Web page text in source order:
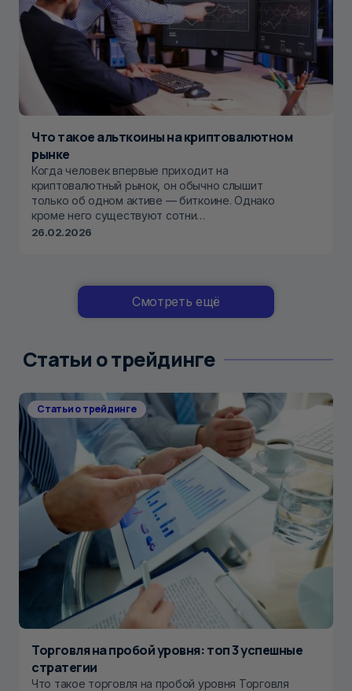
Что такое альткоины на криптовалютном
рынке
Когда человек впервые приходит на
криптовалютный рынок, он обычно слышит
только об одном активе — биткоине. Однако
кроме него существуют сотни…
26.02.2026
Смотреть ещё
Статьи о трейдинге
Статьи о трейдинге
Торговля на пробой уровня: топ 3 успешные
стратегии
Что такое торговля на пробой уровня Торговля